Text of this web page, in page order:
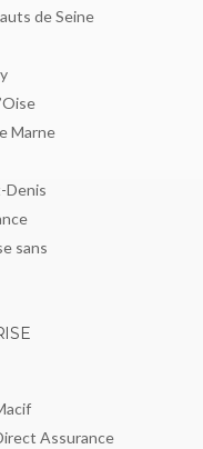
de Seine
Marne
Denis
sans
Assurance